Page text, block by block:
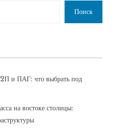
Поиск
и ПАГ: что выбрать под
на востоке столицы: